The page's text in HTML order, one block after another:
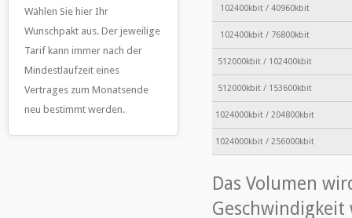
102400kbit / 40960kbit
102400kbit / 76800kbit
512000kbit / 102400kbit
512000kbit / 153600kbit
1024000kbit / 204800kbit
1024000kbit / 256000kbit
Das Volumen
Wählen Sie hier Ihr
Wunschpakt aus. Der jeweilige
Tarif kann immer nach der
Mindestlaufzeit eines
Vertrages zum Monatsende
neu bestimmt werden.